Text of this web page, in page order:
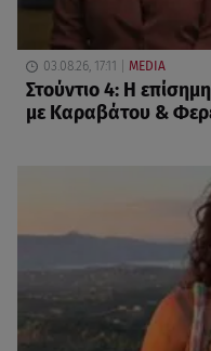
03.08.26, 17:11 MEDIA
Στούντιο 4: Η
με Καραβάτου &